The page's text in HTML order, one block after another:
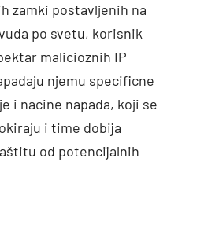
zamki postavljenih na
po svetu, korisnik
malicioznih IP
njemu specificne
i nacine napada, koji se
i time dobija
od potencijalnih